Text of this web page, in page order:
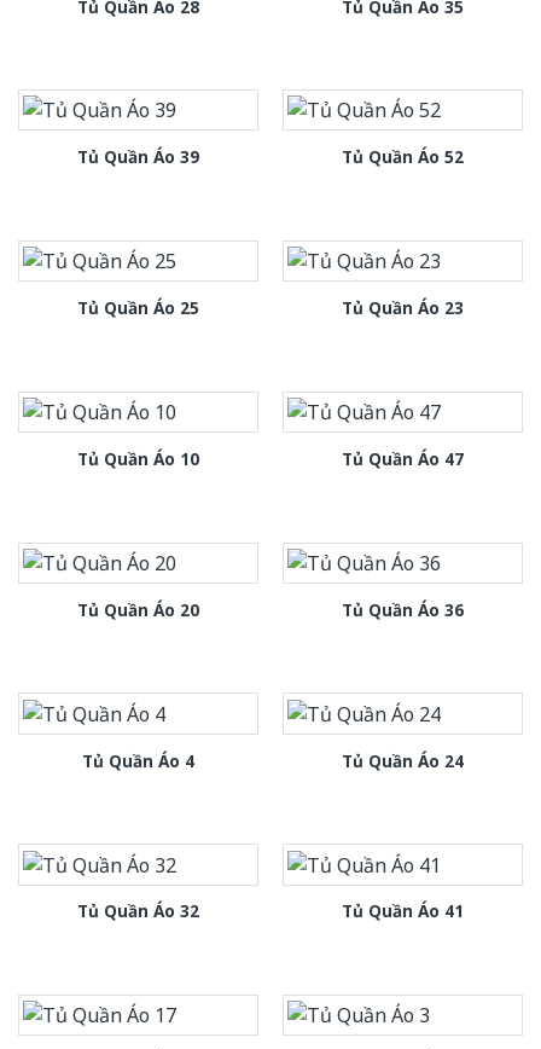
Tủ Quần Áo 28 Tủ Quần Áo 35
Tủ Quần Áo 39 Tủ Quần Áo 52
Tủ Quần Áo 25 Tủ Quần Áo 23
Tủ Quần Áo 10 Tủ Quần Áo 47
Tủ Quần Áo 20 Tủ Quần Áo 36
Tủ Quần Áo 4 Tủ Quần Áo 24
Tủ Quần Áo 32 Tủ Quần Áo 41